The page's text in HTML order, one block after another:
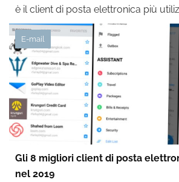
è il client di posta elettronica più
E-mail
Gli 8 migliori client di posta
nel 2019